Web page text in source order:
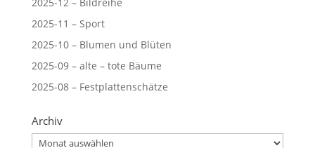
2025-11 – Sport
2025-10 – Blumen und Blüten
2025-09 – alte – tote Bäume
2025-08 – Festplattenschätze
Archiv
Archiv